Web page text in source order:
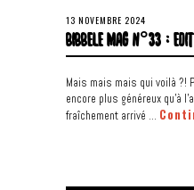
13 NOVEMBRE 2024
BIBBELE MAG N°33 :
Mais mais mais qui voilà ?!
encore plus généreux qu’à
fraîchement arrivé …